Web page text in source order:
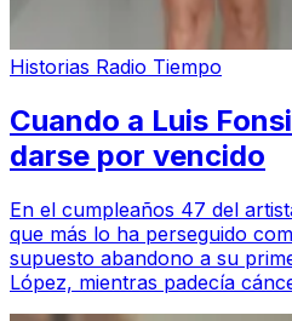
Historias Radio Tiempo
Cuando a Luis
darse por vencido
En el cumpleaños 47 del
que más lo ha perseguido
supuesto abandono a su
López, mientras padecía